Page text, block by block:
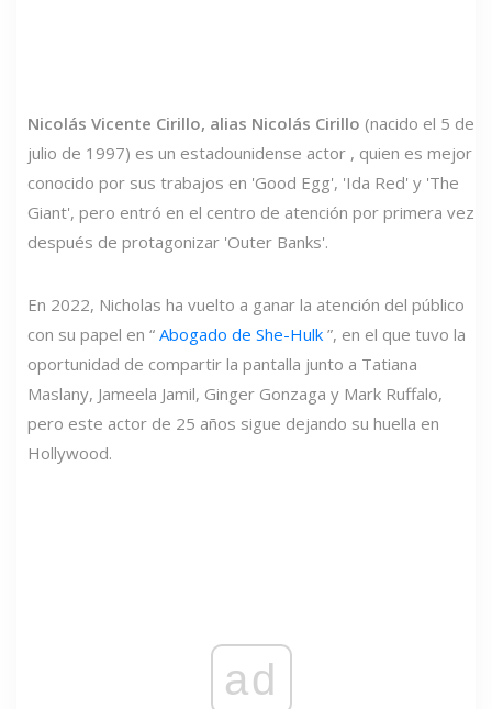
Nicolás Vicente Cirillo, alias Nicolás Cirillo (nacido el 5 de
julio de 1997) es un estadounidense actor , quien es mejor
conocido por sus trabajos en 'Good Egg', 'Ida Red' y 'The
Giant', pero entró en el centro de atención por primera vez
después de protagonizar 'Outer Banks'.
En 2022, Nicholas ha vuelto a ganar la atención del público
con su papel en “ Abogado de She-Hulk ”, en el que tuvo la
oportunidad de compartir la pantalla junto a Tatiana
Maslany, Jameela Jamil, Ginger Gonzaga y Mark Ruffalo,
pero este actor de 25 años sigue dejando su huella en
Hollywood.
ad